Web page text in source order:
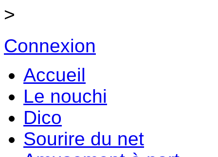
>
Connexion
Accueil
Le nouchi
Dico
Sourire du net